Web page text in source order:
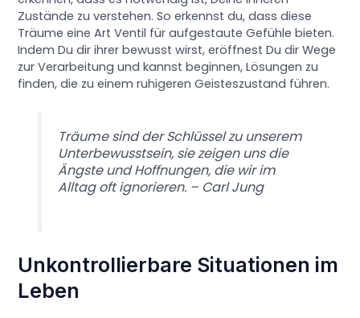
Zustände zu verstehen. So erkennst du, dass diese
Träume eine Art Ventil für aufgestaute Gefühle bieten.
Indem Du dir ihrer bewusst wirst, eröffnest Du dir Wege
zur Verarbeitung und kannst beginnen, Lösungen zu
finden, die zu einem ruhigeren Geisteszustand führen.
Träume sind der Schlüssel zu unserem
Unterbewusstsein, sie zeigen uns die
Ängste und Hoffnungen, die wir im
Alltag oft ignorieren. – Carl Jung
Unkontrollierbare Situationen im
Leben